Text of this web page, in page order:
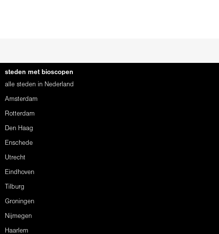
steden met bioscopen
alle steden in Nederland
Amsterdam
Rotterdam
Den Haag
Enschede
Utrecht
Eindhoven
Tilburg
Groningen
Nijmegen
Haarlem